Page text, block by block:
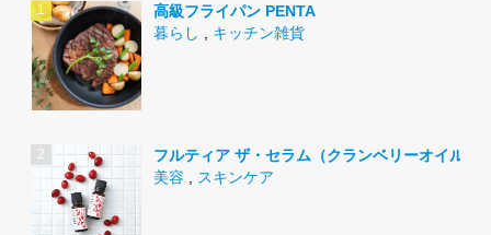
高級フライパン PENTA
暮らし
キッチン雑貨
フルティア ザ・セラム（クランベリーオイル）
美容
スキンケア